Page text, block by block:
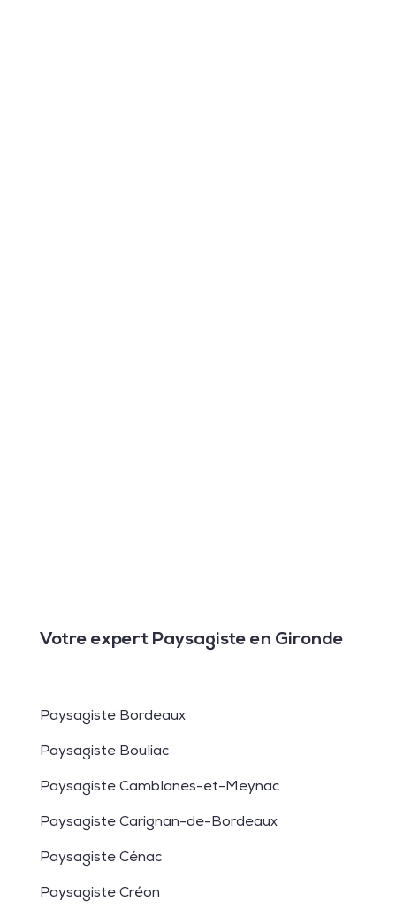
Votre expert Paysagiste en Gironde
Paysagiste Bordeaux
Paysagiste Bouliac
Paysagiste Camblanes-et-Meynac
Paysagiste Carignan-de-Bordeaux
Paysagiste Cénac
Paysagiste Créon